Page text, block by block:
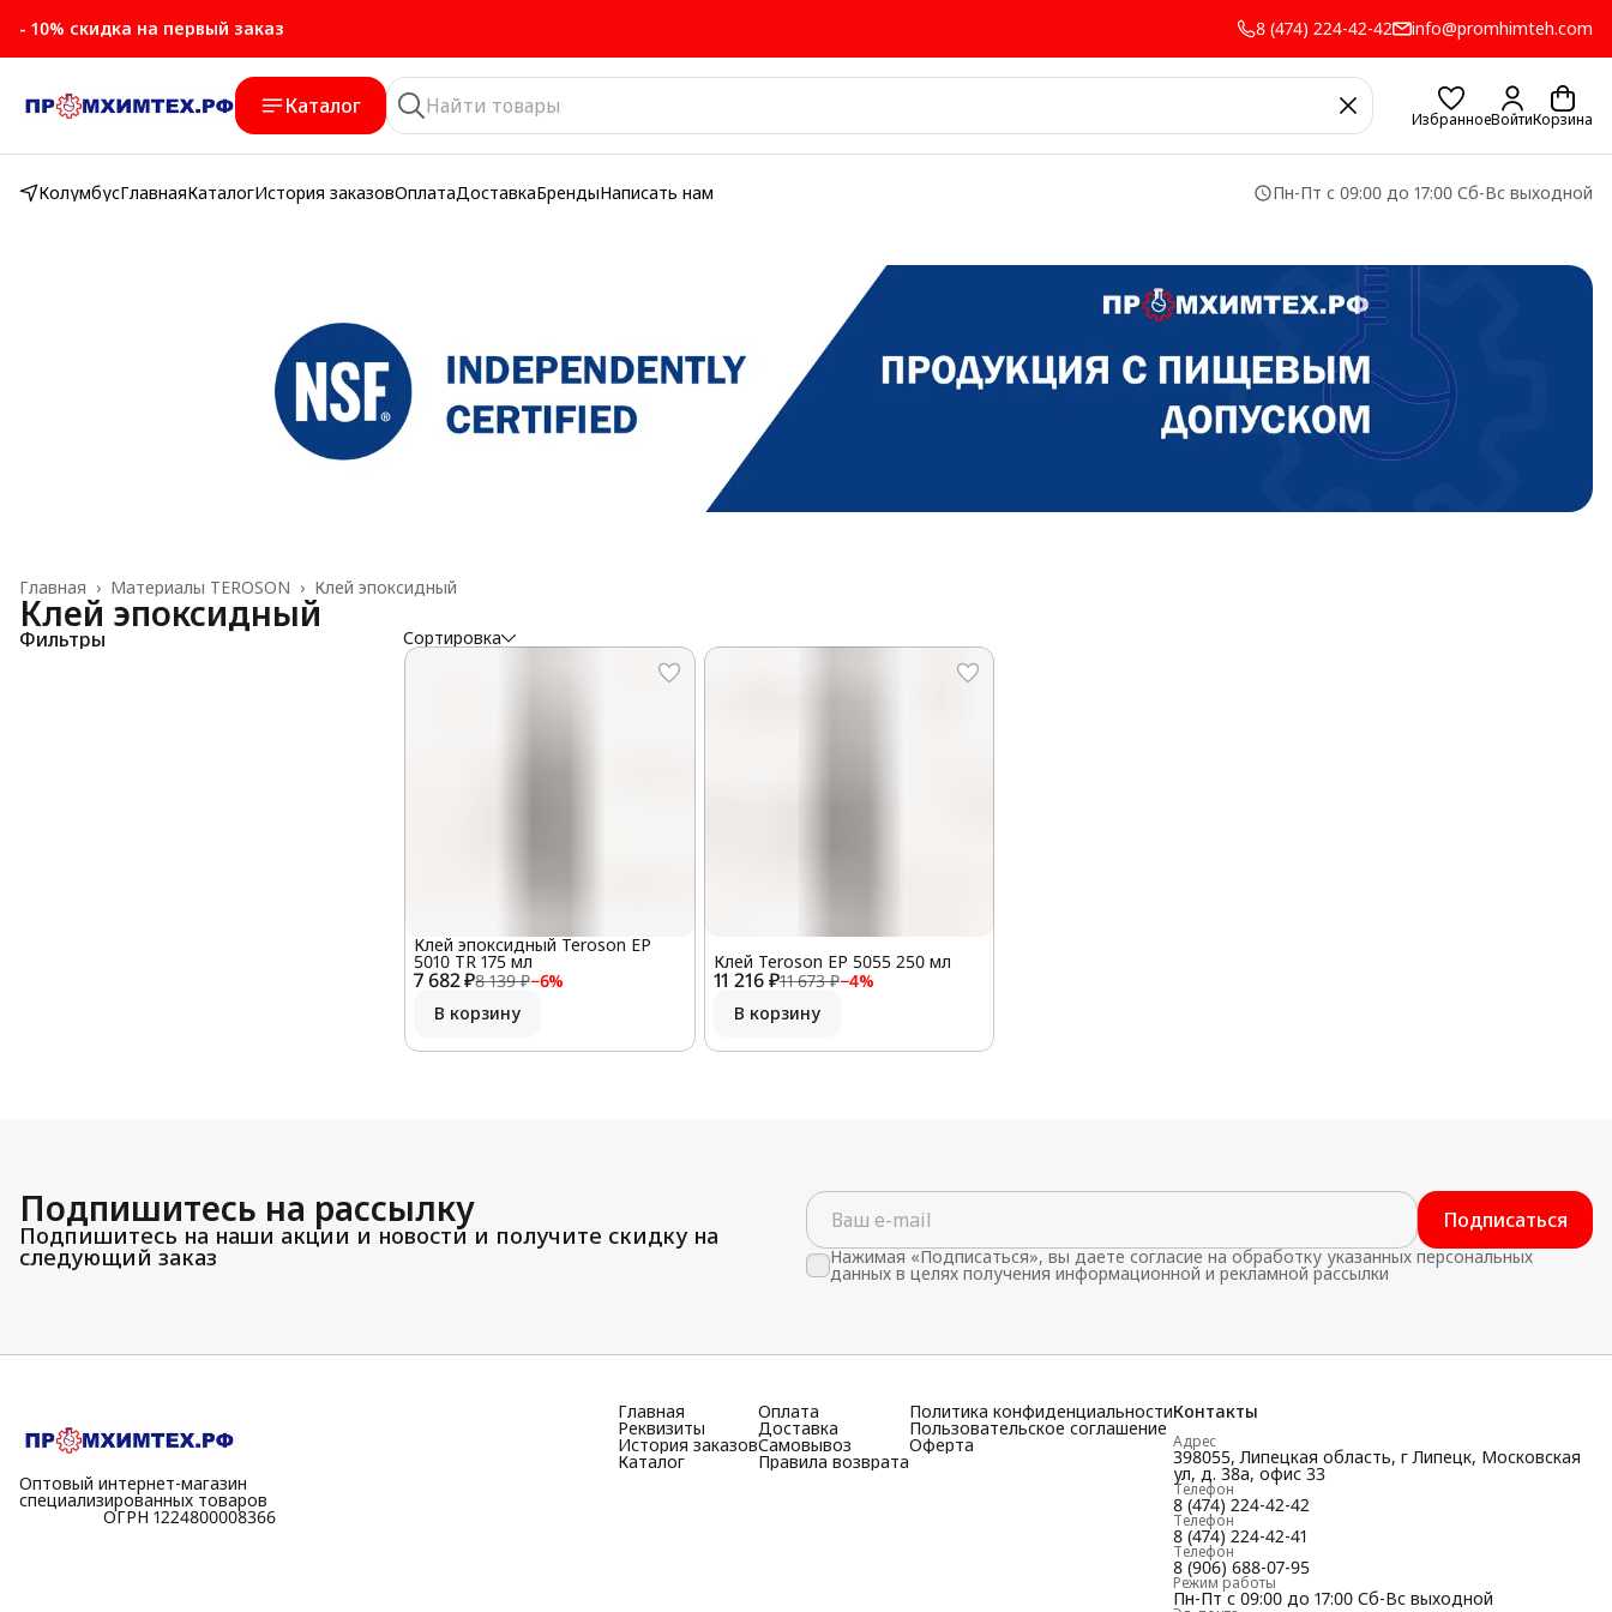
- 10% скидка на первый заказ 8 (474) 224-42-42 info@promhimteh.com
Каталог
ИзбранноеВойтиКорзина
КолумбусГлавнаяКаталогИстория заказовОплатаДоставкаБрендыНаписать нам Пн-Пт с 09:00 до 17:00 Сб-Вс выходной
Клей эпоксидный
Материалы TEROSON ›
Главная ›
Клей эпоксидный
Фильтры Сортировка
7 682 ₽8 139 ₽−6%
Клей эпоксидный Teroson EP
5010 TR 175 мл
В корзину
11 216 ₽11 673 ₽−4%
Клей Teroson EP 5055 250 мл
В корзину
Подпишитесь на рассылку
Подпишитесь на наши акции и новости и получите скидку на
следующий заказ
Подписаться
Нажимая «Подписаться», вы даете согласие на обработку указанных персональных
данных в целях получения информационной и рекламной рассылки
Оптовый интернет-магазин
специализированных товаров
⠀⠀⠀⠀⠀⠀⠀ОГРН 1224800008366
Главная
Реквизиты
История заказов
Каталог
Оплата
Доставка
Самовывоз
Правила возврата
Политика конфиденциальности
Пользовательское соглашение
Оферта
Контакты
Адрес
398055, Липецкая область, г Липецк, Московская
ул, д. 38а, офис 33
Телефон
8 (474) 224-42-42
Телефон
8 (474) 224-42-41
Телефон
8 (906) 688-07-95
Режим работы
Пн-Пт с 09:00 до 17:00 Сб-Вс выходной